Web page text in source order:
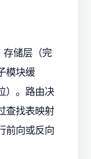
存储层（完
模块缓
）。路由决
查找表映射
前向或反向